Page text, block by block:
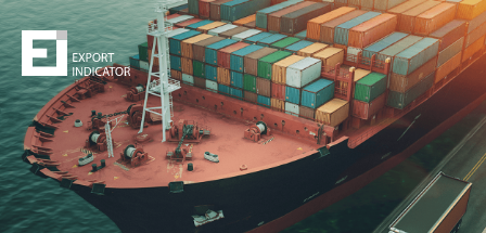
Zamów raport
Decydując się na zakup raportu, kupujesz z jednej
stronybezpieczeństwo
z drugiej zwiększasz swoje